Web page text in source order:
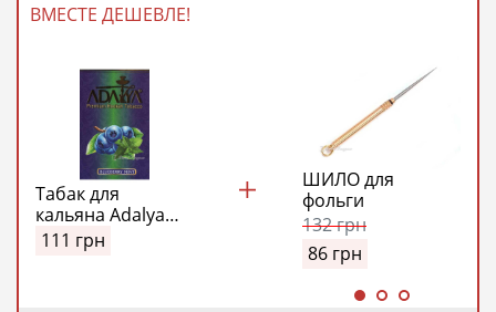
ВМЕСТЕ ДЕШЕВЛЕ!
Табак для
кальяна Adalya
Blueberry Mint
(Адалия Черника
111 грн
ШИЛО для
фольги
132грн
86 грн